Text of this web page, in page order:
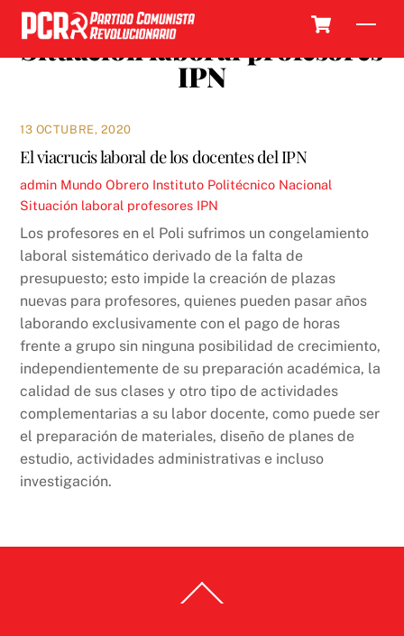
Skip
content
Situación laboral profesores
IPN
13 OCTUBRE, 2020
El viacrucis laboral de los docentes del IPN
admin Mundo Obrero Instituto Politécnico Nacional
Situación laboral profesores IPN
Los profesores en el Poli sufrimos un congelamiento
laboral sistemático derivado de la falta de
presupuesto; esto impide la creación de plazas
nuevas para profesores, quienes pueden pasar años
laborando exclusivamente con el pago de horas
frente a grupo sin ninguna posibilidad de crecimiento,
independientemente de su preparación académica, la
calidad de sus clases y otro tipo de actividades
complementarias a su labor docente, como puede ser
el preparación de materiales, diseño de planes de
estudio, actividades administrativas e incluso
investigación.
To